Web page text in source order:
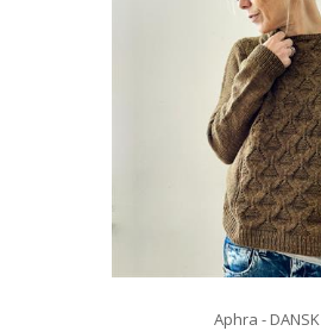
Aphra - DANSK